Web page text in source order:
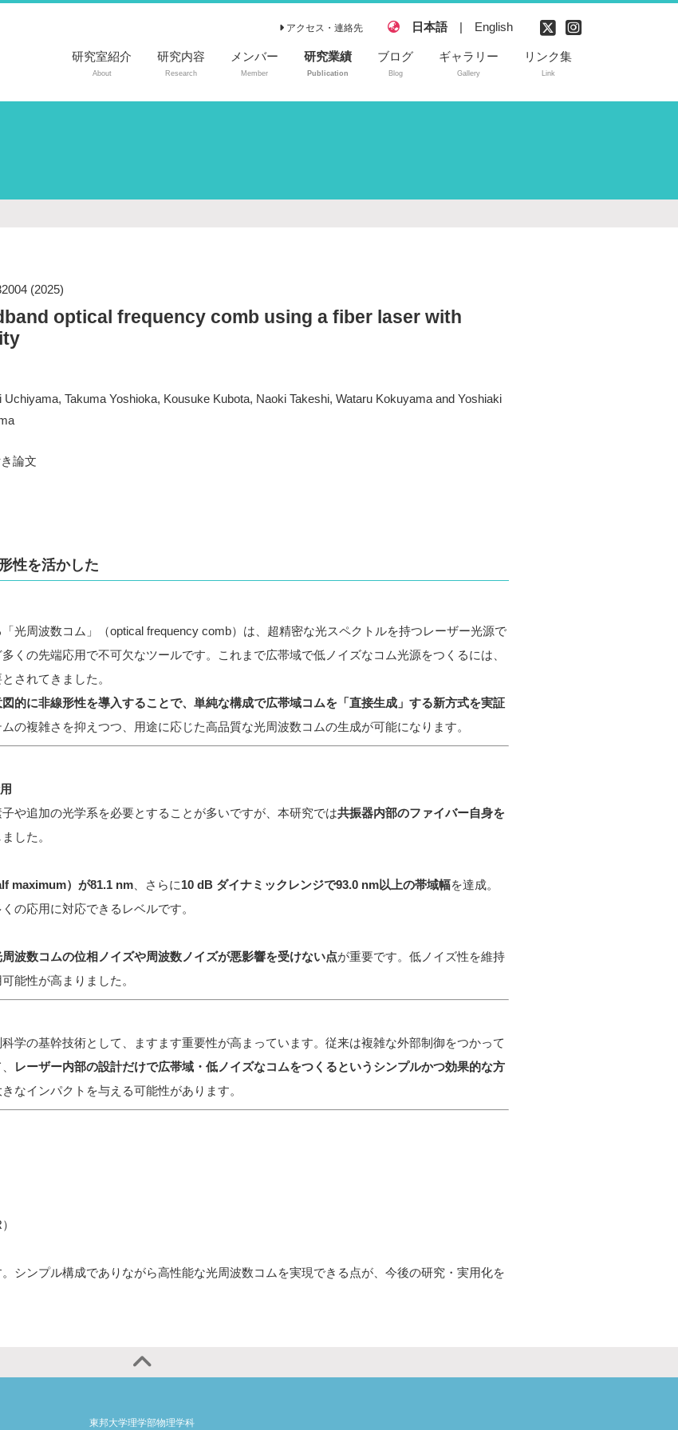
アクセス・連絡先 日本語 | English
研究室紹介
About
研究内容
Research
メンバー
Member
研究業績
Publication
ブログ
Blog
ギャラリー
Gallery
リンク集
Link
(2025)
optical frequency comb using a fiber laser with
Uchiyama, Takuma Yoshioka, Kousuke Kubota, Naoki Takeshi, Wataru Kokuyama and Yoshiaki
論文
性を活かした
光周波数コム」（optical frequency comb）は、超精密な光スペクトルを持つレーザー光源で
くの先端応用で不可欠なツールです。これまで広帯域で低ノイズなコム光源をつくるには、
されてきました。
的に非線形性を導入することで、単純な構成で広帯域コムを「直接生成」する新方式を実証
の複雑さを抑えつつ、用途に応じた高品質な光周波数コムの生成が可能になります。
や追加の光学系を必要とすることが多いですが、本研究では共振器内部のファイバー自身を
した。
maximum）が81.1 nm 、さらに10 dB ダイナミックレンジで93.0 nm以上の帯域幅を達成。
の応用に対応できるレベルです。
周波数コムの位相ノイズや周波数ノイズが悪影響を受けない点が重要です。低ノイズ性を維持
能性が高まりました。
学の基幹技術として、ますます重要性が高まっています。従来は複雑な外部制御をつかって
レーザー内部の設計だけで広帯域・低ノイズなコムをつくるというシンプルかつ効果的な方
なインパクトを与える可能性があります。
シンプル構成でありながら高性能な光周波数コムを実現できる点が、今後の研究・実用化を
東邦大学理学部物理学科